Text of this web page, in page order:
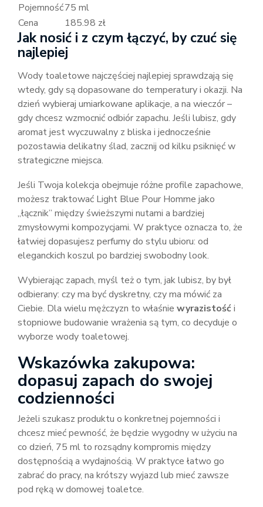
Pojemność75 ml
Cena
185.98 zł
Jak nosić i z czym łączyć, by czuć się
najlepiej
Wody toaletowe najczęściej najlepiej sprawdzają się
wtedy, gdy są dopasowane do temperatury i okazji. Na
dzień wybieraj umiarkowane aplikacje, a na wieczór –
gdy chcesz wzmocnić odbiór zapachu. Jeśli lubisz, gdy
aromat jest wyczuwalny z bliska i jednocześnie
pozostawia delikatny ślad, zacznij od kilku psiknięć w
strategiczne miejsca.
Jeśli Twoja kolekcja obejmuje różne profile zapachowe,
możesz traktować Light Blue Pour Homme jako
„łącznik” między świeższymi nutami a bardziej
zmysłowymi kompozycjami. W praktyce oznacza to, że
łatwiej dopasujesz perfumy do stylu ubioru: od
eleganckich koszul po bardziej swobodny look.
Wybierając zapach, myśl też o tym, jak lubisz, by był
odbierany: czy ma być dyskretny, czy ma mówić za
Ciebie. Dla wielu mężczyzn to właśnie wyrazistość i
stopniowe budowanie wrażenia są tym, co decyduje o
wyborze wody toaletowej.
Wskazówka zakupowa:
dopasuj zapach do swojej
codzienności
Jeżeli szukasz produktu o konkretnej pojemności i
chcesz mieć pewność, że będzie wygodny w użyciu na
co dzień, 75 ml to rozsądny kompromis między
dostępnością a wydajnością. W praktyce łatwo go
zabrać do pracy, na krótszy wyjazd lub mieć zawsze
pod ręką w domowej toaletce.